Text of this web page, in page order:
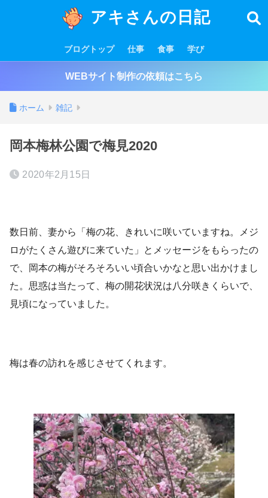
アキさんの日記
ブログトップ 仕事 食事 学び
WEBサイト制作の依頼はこちら
ホーム 雑記
岡本梅林公園で梅見2020
2020年2月15日
数日前、妻から「梅の花、きれいに咲いていますね。メジ
ロがたくさん遊びに来ていた」とメッセージをもらったの
で、岡本の梅がそろそろいい頃合いかなと思い出かけまし
た。思惑は当たって、梅の開花状況は八分咲きくらいで、
見頃になっていました。
梅は春の訪れを感じさせてくれます。